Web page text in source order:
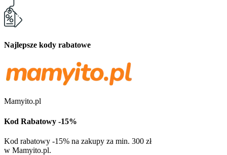
Najlepsze kody rabatowe
Mamyito.pl
Kod Rabatowy -15%
Kod rabatowy -15% na zakupy za min. 300 zł
w Mamyito.pl.